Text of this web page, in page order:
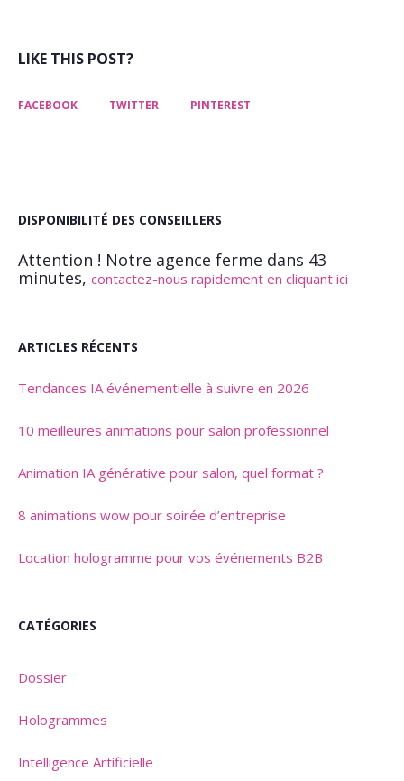
LIKE THIS POST?
FACEBOOK TWITTER PINTEREST
DISPONIBILITÉ DES CONSEILLERS
Attention ! Notre agence ferme dans 43
minutes, contactez-nous rapidement en cliquant ici
ARTICLES RÉCENTS
Tendances IA événementielle à suivre en 2026
10 meilleures animations pour salon professionnel
Animation IA générative pour salon, quel format ?
8 animations wow pour soirée d’entreprise
Location hologramme pour vos événements B2B
CATÉGORIES
Dossier
Hologrammes
Intelligence Artificielle